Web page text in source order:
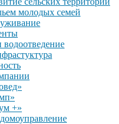
молодых семей
+»